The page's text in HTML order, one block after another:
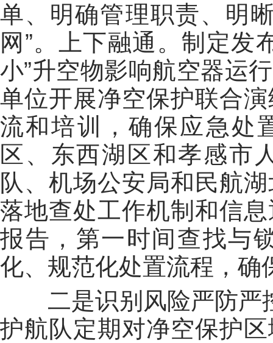
单、明确管理职责、明
网”。上下融通。制定发
小”升空物影响航空器运
单位开展净空保护联合
流和培训，确保应急处
区、东西湖区和孝感市
队、机场公安局和民航
落地查处工作机制和信
报告，第一时间查找与
化、规范化处置流程，确
二是识别风险严防严
护航队定期对净空保护